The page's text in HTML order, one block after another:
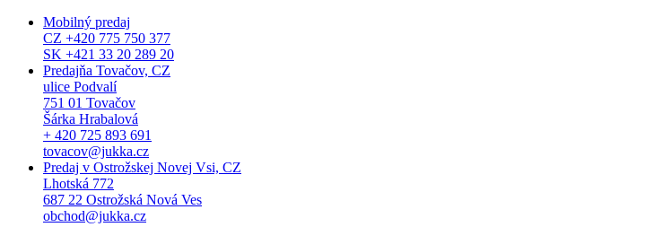
Mobilný predaj
CZ +420 775 750 377
SK +421 33 20 289 20
Predajňa Tovačov, CZ
ulice Podvalí
751 01 Tovačov
Šárka Hrabalová
+ 420 725 893 691
tovacov@jukka.cz
Predaj v Ostrožskej Novej Vsi, CZ
Lhotská 772
687 22 Ostrožská Nová Ves
obchod@jukka.cz